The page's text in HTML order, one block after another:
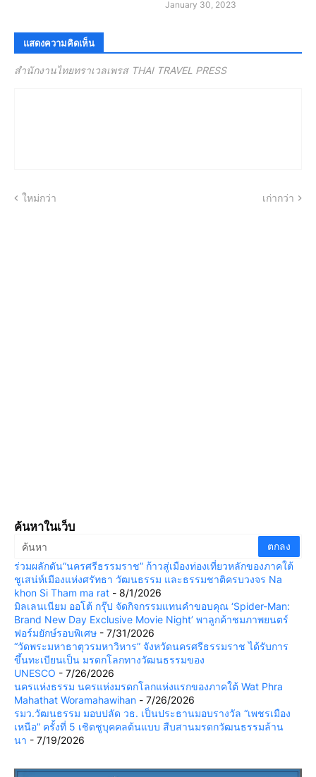
January 30, 2023
แสดงความคิดเห็น
สำนักงานไทยทราเวลเพรส THAI TRAVEL PRESS
ใหม่กว่า เก่ากว่า
ค้นหาในเว็บ
ร่วมผลักดัน“นครศรีธรรมราช” ก้าวสู่เมืองท่องเที่ยวหลักของภาคใต้
ชูเสน่ห์เมืองแห่งศรัทธา วัฒนธรรม และธรรมชาติครบวงจร Na
khon Si Tham ma rat - 8/1/2026
มิลเลนเนียม ออโต้ กรุ๊ป จัดกิจกรรมแทนคำขอบคุณ ‘Spider-Man:
Brand New Day Exclusive Movie Night’ พาลูกค้าชมภาพยนตร์
ฟอร์มยักษ์รอบพิเศษ - 7/31/2026
“วัดพระมหาธาตุวรมหาวิหาร” จังหวัดนครศรีธรรมราช ได้รับการ
ขึ้นทะเบียนเป็น มรดกโลกทางวัฒนธรรมของ
UNESCO - 7/26/2026
นครแห่งธรรม นครแห่งมรดกโลกแห่งแรกของภาคใต้ Wat Phra
Mahathat Woramahawihan - 7/26/2026
รมว.วัฒนธรรม มอบปลัด วธ. เป็นประธานมอบรางวัล “เพชรเมือง
เหนือ” ครั้งที่ 5 เชิดชูบุคคลต้นแบบ สืบสานมรดกวัฒนธรรมล้าน
นา - 7/19/2026